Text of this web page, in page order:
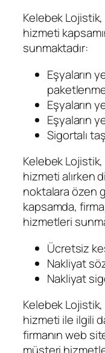
Kelebek
hizmeti
sunmaktadır:
Eşyaların
Eşyaların
Eşyaların
Sigortalı
Kelebek
hizmeti alırken
noktalara özen
kapsamda,
hizmetleri
Ücretsiz
Nakliyat
Nakliyat
Kelebek
hizmeti ile ilgili
firmanın web